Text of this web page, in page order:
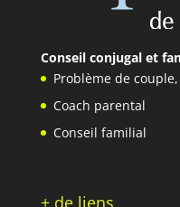
Conseil conjugal et
Problème de couple,
Coach parental
Conseil familial